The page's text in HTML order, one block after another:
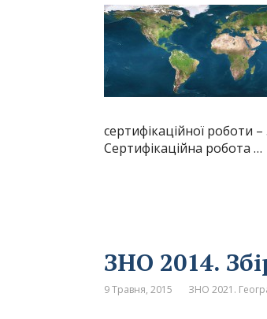
сертифікаційної роботи
Сертифікаційна робота …
ЗНО 2014.
9 Травня, 2015 ЗНО 2021.